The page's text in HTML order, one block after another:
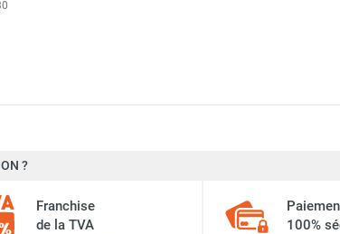
Italie
?
Franchise
de la TVA
100%